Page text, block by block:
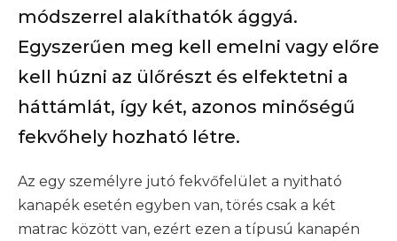
módszerrel alakíthatók ággyá.
Egyszerűen meg kell emelni vagy előre
kell húzni az ülőrészt és elfektetni a
háttámlát, így két, azonos minőségű
fekvőhely hozható létre.
Az egy személyre jutó fekvőfelület a nyitható
kanapék esetén egyben van, törés csak a két
matrac között van, ezért ezen a típusú kanapén